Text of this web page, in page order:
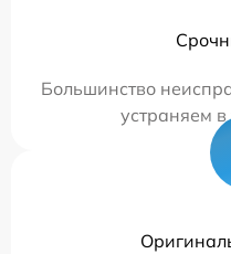
Большинство
устраняем в